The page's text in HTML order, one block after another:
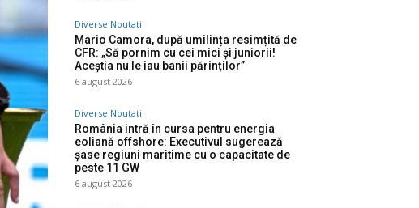
Diverse Noutati
Mario Camora, după umilința resimțită de
CFR: „Să pornim cu cei mici și juniorii!
Aceștia nu le iau banii părinților”
6 august 2026
Diverse Noutati
România intră în cursa pentru energia
eoliană offshore: Executivul sugerează
șase regiuni maritime cu o capacitate de
peste 11 GW
6 august 2026